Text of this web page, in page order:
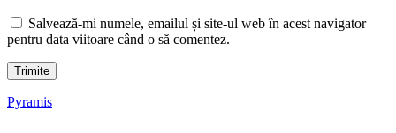
Salvează-mi numele, emailul și site-ul web în acest navigator
pentru data viitoare când o să comentez.
Pyramis